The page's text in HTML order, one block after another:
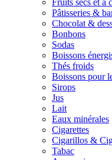
Fruits secs et à
Pâtisseries &
Chocolat &
Bonbons
Sodas
Boissons
Thés froids
Boissons pour
Sirops
Jus
Lait
Eaux minérales
Cigarettes
Cigarillos &
Tabac